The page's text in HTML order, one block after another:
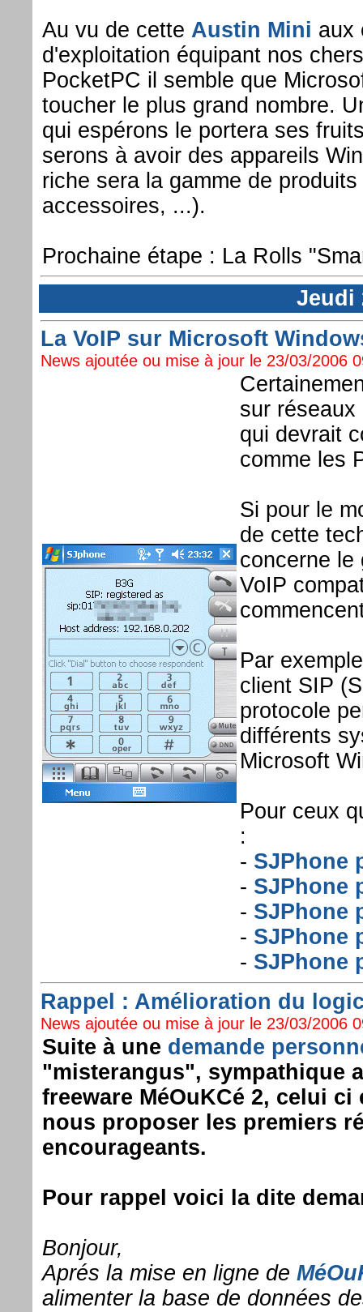
Au vu de cette Austin Mini aux
d'exploitation équipant nos
PocketPC il semble que
toucher le plus grand nombre.
qui espérons le portera ses
serons à avoir des appareils
riche sera la gamme de
accessoires, ...).
Prochaine étape : La Rolls
Jeudi
La VoIP sur Microsoft
News ajoutée ou mise à jour le 23/03/2006
sur
qui devrait
comme les
Si pour le
de cette
concerne le
VoIP
Par
client SIP
protocole
différents
Microsoft
Pour ceux
:
- SJPhone
- SJPhone
- SJPhone
- SJPhone
- SJPhone
Rappel : Amélioration du
News ajoutée ou mise à jour le 23/03/2006
Suite à une demande
"misterangus", sympathique
freeware MéOuKCé 2, celui ci
nous proposer les premiers
encourageants.
Pour rappel voici la dite
Bonjour,
Aprés la mise en ligne de
alimenter la base de données